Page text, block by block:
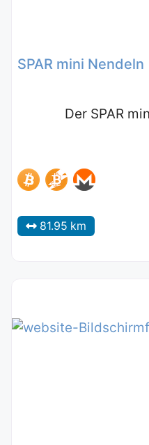
SPAR mini Nendeln
Der SPAR
81.95 km